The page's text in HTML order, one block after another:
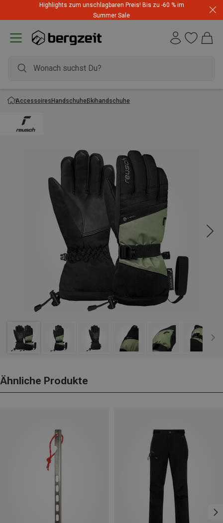
Highlights zum unschlagbaren Preis! Bis zu -60 % im
Summer Sale
AccessoiresHandschuheSkihandschuhe
Ähnliche Produkte